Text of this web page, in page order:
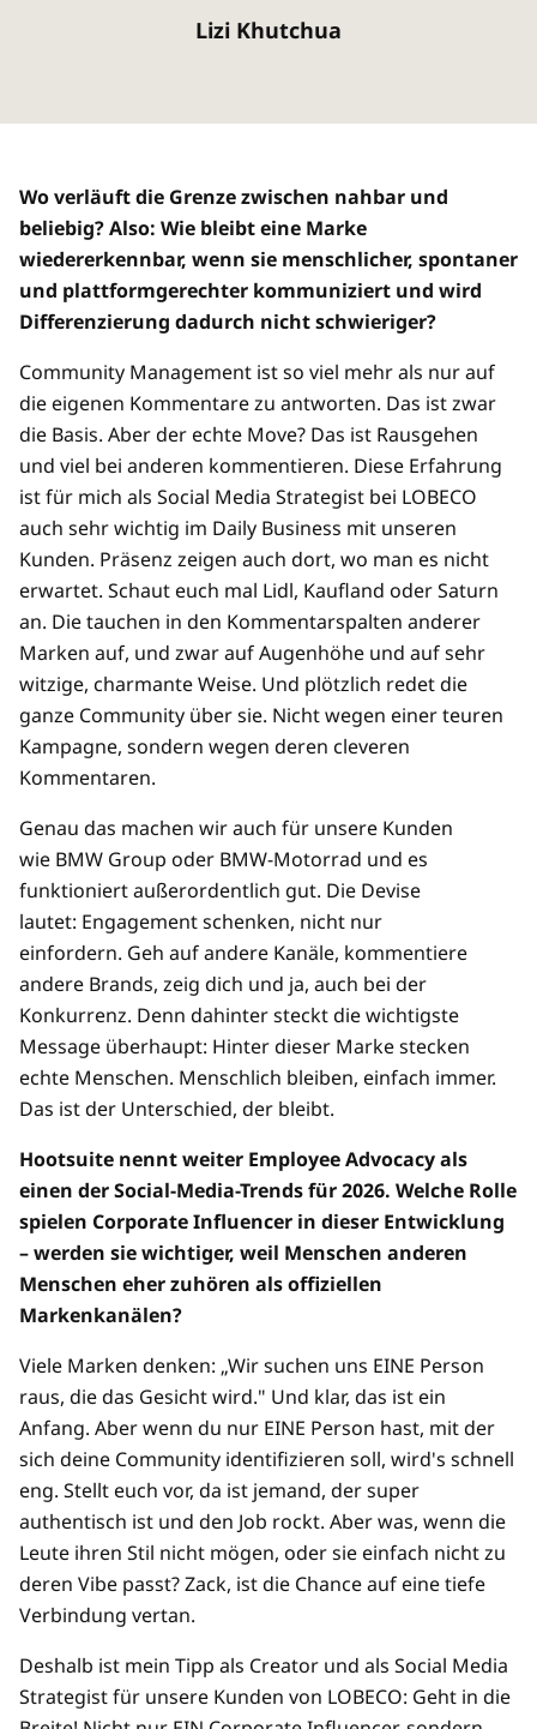
Lizi Khutchua
Wo verläuft die Grenze zwischen nahbar und
beliebig? Also: Wie bleibt eine Marke
wiedererkennbar, wenn sie menschlicher, spontaner
und plattformgerechter kommuniziert und wird
Differenzierung dadurch nicht schwieriger?
Community Management ist so viel mehr als nur auf
die eigenen Kommentare zu antworten. Das ist zwar
die Basis. Aber der echte Move? Das ist Rausgehen
und viel bei anderen kommentieren. Diese Erfahrung
ist für mich als Social Media Strategist bei LOBECO
auch sehr wichtig im Daily Business mit unseren
Kunden. Präsenz zeigen auch dort, wo man es nicht
erwartet. Schaut euch mal Lidl, Kaufland oder Saturn
an. Die tauchen in den Kommentarspalten anderer
Marken auf, und zwar auf Augenhöhe und auf sehr
witzige, charmante Weise. Und plötzlich redet die
ganze Community über sie. Nicht wegen einer teuren
Kampagne, sondern wegen deren cleveren
Kommentaren.
Genau das machen wir auch für unsere Kunden
wie BMW Group oder BMW-Motorrad und es
funktioniert außerordentlich gut. Die Devise
lautet: Engagement schenken, nicht nur
einfordern. Geh auf andere Kanäle, kommentiere
andere Brands, zeig dich und ja, auch bei der
Konkurrenz. Denn dahinter steckt die wichtigste
Message überhaupt: Hinter dieser Marke stecken
echte Menschen. Menschlich bleiben, einfach immer.
Das ist der Unterschied, der bleibt.
Hootsuite nennt weiter Employee Advocacy als
einen der Social-Media-Trends für 2026. Welche Rolle
spielen Corporate Influencer in dieser Entwicklung
– werden sie wichtiger, weil Menschen anderen
Menschen eher zuhören als offiziellen
Markenkanälen?
Viele Marken denken: „Wir suchen uns EINE Person
raus, die das Gesicht wird." Und klar, das ist ein
Anfang. Aber wenn du nur EINE Person hast, mit der
sich deine Community identifizieren soll, wird's schnell
eng. Stellt euch vor, da ist jemand, der super
authentisch ist und den Job rockt. Aber was, wenn die
Leute ihren Stil nicht mögen, oder sie einfach nicht zu
deren Vibe passt? Zack, ist die Chance auf eine tiefe
Verbindung vertan.
Deshalb ist mein Tipp als Creator und als Social Media
Strategist für unsere Kunden von LOBECO: Geht in die